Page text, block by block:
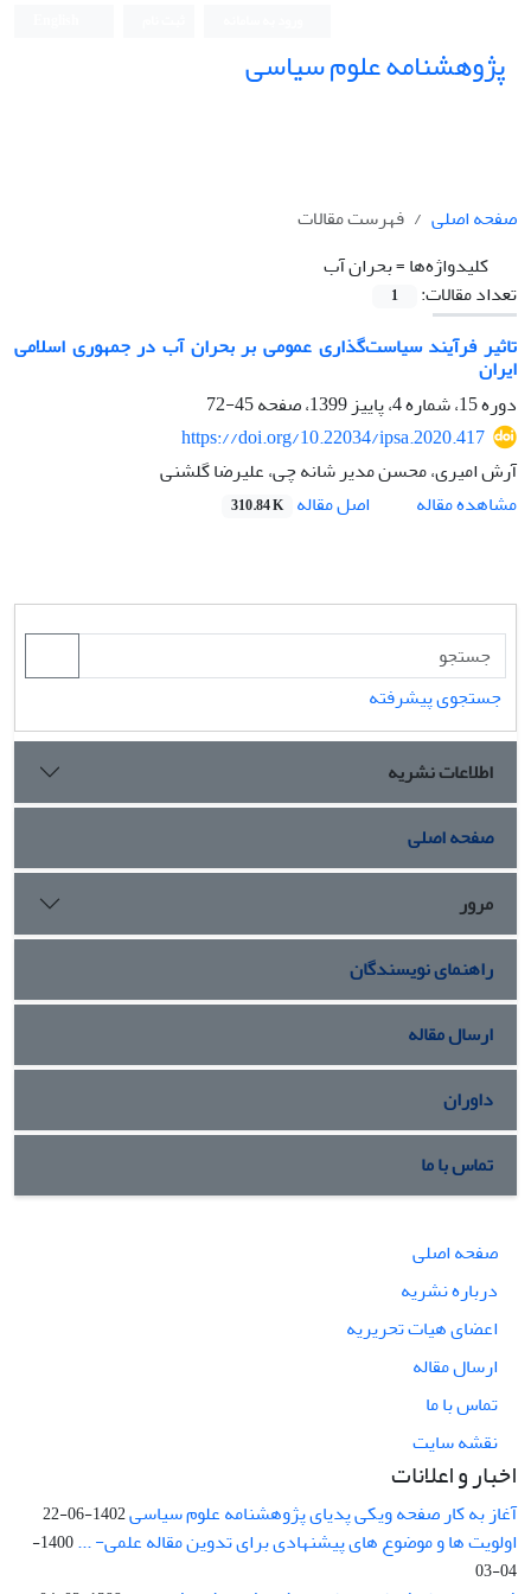
پژوهشنامه علوم سیاسی
صفحه اصلی
فهرست مقالات
کلیدواژه‌ها =بحران آب
تعداد مقالات:
1
تاثیر فرآیند سیاست‌گذاری عمومی بر بحران آب در جمهوری اسلامی
ایران
دوره 15، شماره 4، پاییز 1399، صفحه
45-72
https://doi.org/10.22034/ipsa.2020.417
آرش امیری، محسن مدیر شانه چی، علیرضا گلشنی
مشاهده مقاله
اصل مقاله 310.84 K
جستجوی پیشرفته
اطلاعات نشریه
صفحه اصلی
مرور
راهنمای نویسندگان
ارسال مقاله
داوران
تماس با ما
صفحه اصلی
درباره نشریه
اعضای هیات تحریریه
ارسال مقاله
تماس با ما
نقشه سایت
اخبار و اعلانات
آغاز به کار صفحه ویکی پدیای پژوهشنامه علوم سیاسی1402-06-22
اولویت ها و موضوع های پیشنهادی برای تدوین مقاله علمی- ...
1400-
04-03